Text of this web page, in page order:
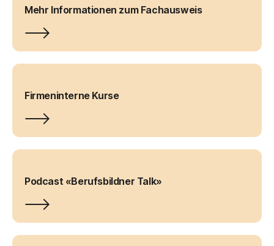
Mehr Informationen zum Fachausweis
Firmeninterne Kurse
Podcast «Berufsbildner Talk»